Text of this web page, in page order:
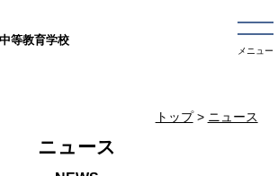
等教育学校
メニュー
トップ> ニュース
ニュース